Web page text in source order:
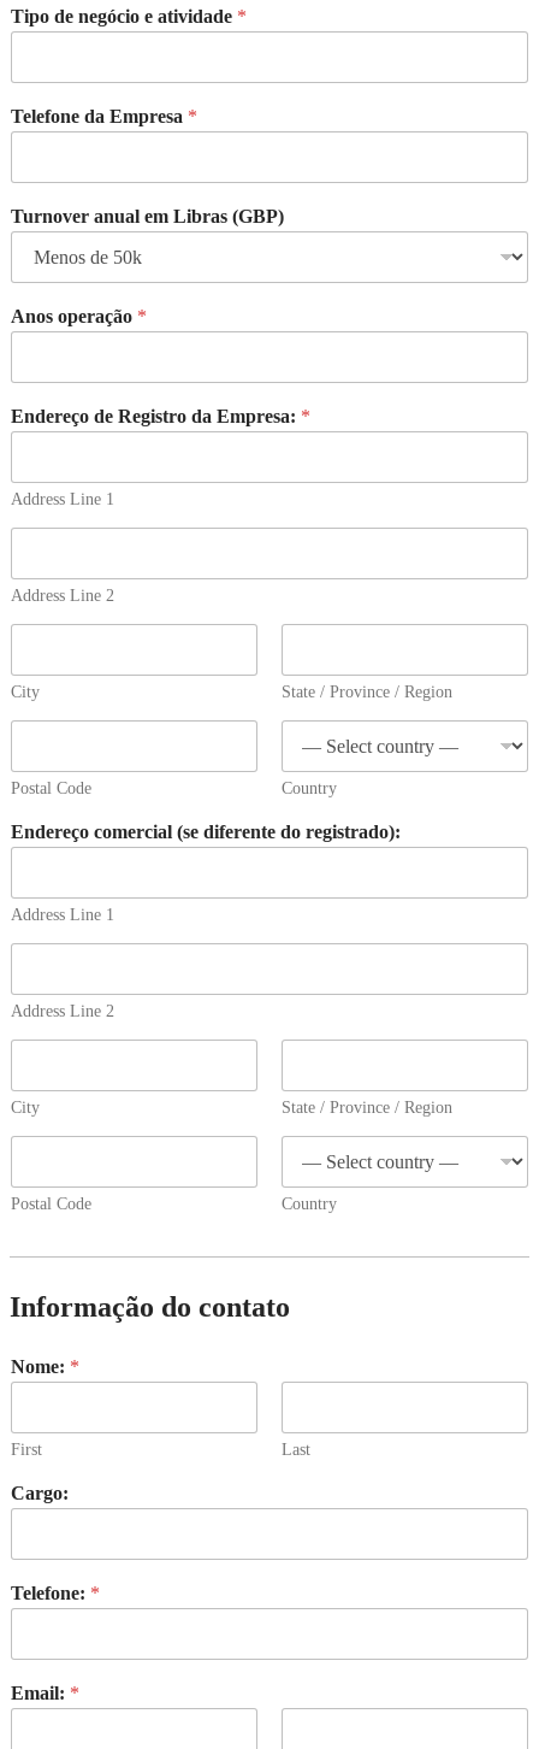
Tipo de negócio e atividade *
Telefone da Empresa *
Turnover anual em Libras (GBP)
Anos operação *
Endereço de Registro da Empresa: *
Address Line 1
Address Line 2
City State / Province / Region
Postal Code Country
Endereço comercial (se diferente do registrado):
Address Line 1
Address Line 2
City State / Province / Region
Postal Code Country
Informação do contato
Nome: *
First Last
Cargo:
Telefone: *
Email: *